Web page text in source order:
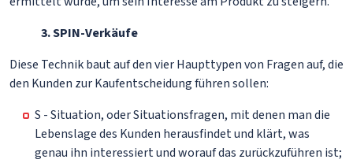
3. SPIN-Verkäufe
Diese Technik baut auf den vier Haupttypen von Fragen auf, die
den Kunden zur Kaufentscheidung führen sollen:
S - Situation, oder Situationsfragen, mit denen man die
Lebenslage des Kunden herausfindet und klärt, was
genau ihn interessiert und worauf das zurückzuführen ist;